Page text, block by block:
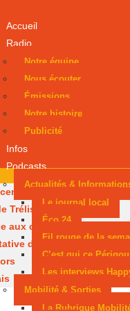
Accueil
Radio
Notre équipe
Nous écouter
Émissions
Notre histoire
Publicité
Infos
Podcasts
Actualités &
Le journal local
Éco 24
Fil rouge de la
C’est qui ce
Les interviews
Mobilité & Sorties
La Rubrique
évacué par
Trélissac autorisé à
aux consommateurs
d’incendie